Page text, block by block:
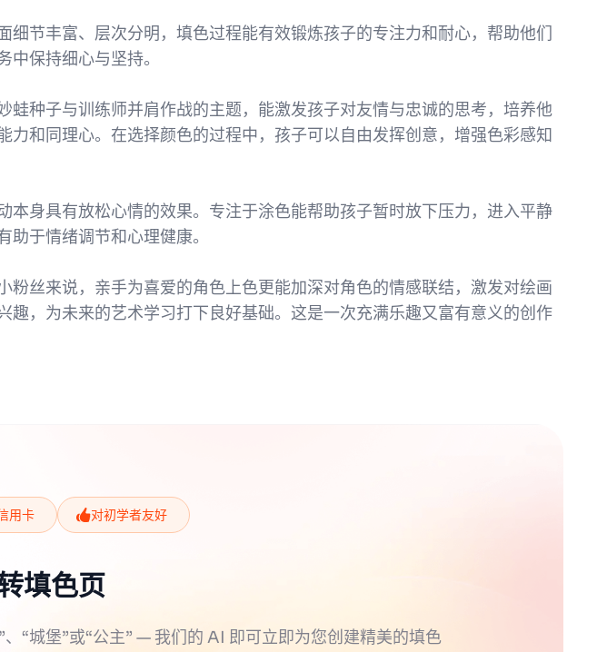
细节丰富、层次分明，填色过程能有效锻炼孩子的专注力和耐心，帮助他们
中保持细心与坚持。
蛙种子与训练师并肩作战的主题，能激发孩子对友情与忠诚的思考，培养他
力和同理心。在选择颜色的过程中，孩子可以自由发挥创意，增强色彩感知
本身具有放松心情的效果。专注于涂色能帮助孩子暂时放下压力，进入平静
助于情绪调节和心理健康。
粉丝来说，亲手为喜爱的角色上色更能加深对角色的情感联结，激发对绘画
趣，为未来的艺术学习打下良好基础。这是一次充满乐趣又富有意义的创作
用卡 对初学者友好
填色页
“城堡”或“公主” — 我们的 AI 即可立即为您创建精美的填色